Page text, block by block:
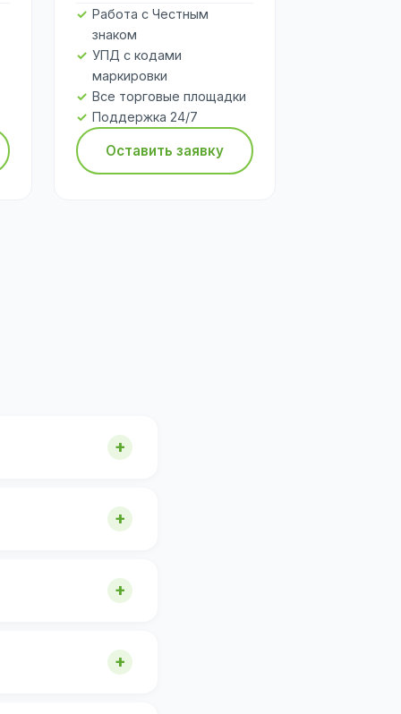
Работа с Честным
знаком
УПД с кодами
маркировки
Все торговые площадки
Поддержка 24/7
Оставить заявку